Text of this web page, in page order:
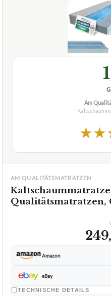
Am
★★
AM QUALITÄTSMATRATZEN
Qualitätsmatratzen,
Amazon
eBay
TECHNISCHE DETAILS